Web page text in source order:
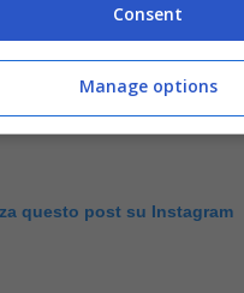
questo post su Instagram
Consent
Manage options